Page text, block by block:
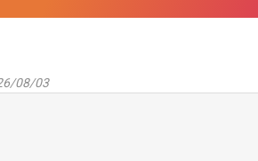
08/03